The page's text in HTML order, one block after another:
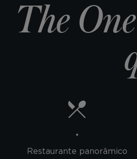
The
Restaurante panorâmico